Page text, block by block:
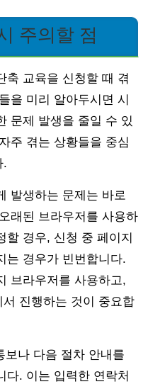
주의할 점
축 교육을 신청할 때 겪
을 미리 알아두시면 시
문제 발생을 줄일 수 있
주 겪는 상황들을 중심
.
발생하는 문제는 바로
래된 브라우저를 사용하
할 경우, 신청 중 페이지
는 경우가 빈번합니다.
브라우저를 사용하고,
진행하는 것이 중요합
보나 다음 절차 안내를
다. 이는 입력한 연락처